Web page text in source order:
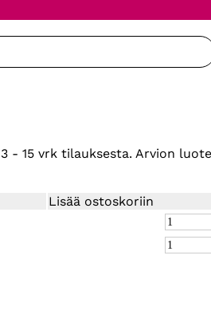
3 - 15 vrk tilauksesta. Arvion
Lisää ostoskoriin